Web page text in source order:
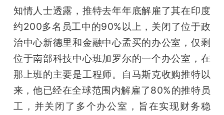
知情人士透露，推特去年年底解雇了其在印度
约200多名员工中的90%以上，关闭了位于政
治中心新德里和金融中心孟买的办公室，仅剩
位于南部科技中心班加罗尔的一个办公室，在
那上班的主要是工程师。自马斯克收购推特以
来，他已经在全球范围内解雇了80%的推特员
工，并关闭了多个办公室，旨在实现财务稳